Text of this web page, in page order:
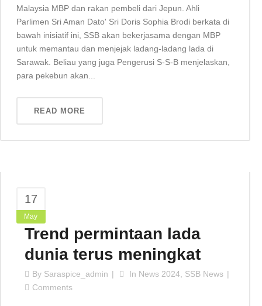
Malaysia MBP dan rakan pembeli dari Jepun. Ahli
Parlimen Sri Aman Dato' Sri Doris Sophia Brodi berkata di
bawah inisiatif ini, SSB akan bekerjasama dengan MBP
untuk memantau dan menjejak ladang-ladang lada di
Sarawak. Beliau yang juga Pengerusi S-S-B menjelaskan,
para pekebun akan...
READ MORE
17
May
Trend permintaan lada
dunia terus meningkat
By Saraspice_admin In News 2024 SSB News
Comments